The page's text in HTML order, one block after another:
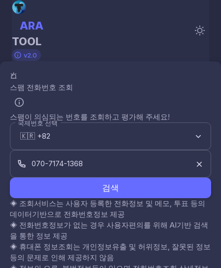
ARA
TOOL
v2.0
스팸 전화번호 조회
스팸이 의심되는 번호를 조회하고 평가해 주세요!
국제번호 선택
검색
◈ 조회서비스는 사용자 등록한 전화정보 및 메모, 투표 등의
데이터기반으로 전화번호정보 제공
◈ 전화번호정보가 없는 경우 사용자편의를 위해 AI기반 검색
을 통한 정보 제공
◈ 휴대폰 정보조회는 개인정보유출 및 허위정보, 잘못된 정보
등의 문제로 인해 제공하지 않음